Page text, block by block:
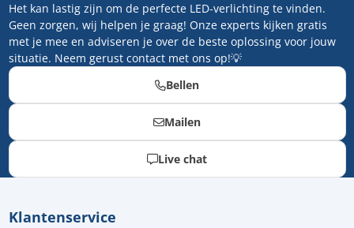
Het kan lastig zijn om de perfecte LED-verlichting te vinden.
Geen zorgen, wij helpen je graag! Onze experts kijken gratis
met je mee en adviseren je over de beste oplossing voor jouw
situatie. Neem gerust contact met ons op!💡
Bellen
Mailen
Live chat
Klantenservice